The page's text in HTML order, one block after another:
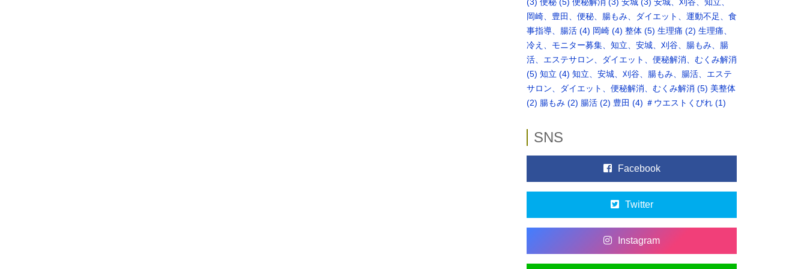
(3) 便秘 (5) 便秘解消 (3) 安城 (3) 安城、刈谷、知立、
岡崎、豊田、便秘、腸もみ、ダイエット、運動不足、食
事指導、腸活 (4) 岡崎 (4) 整体 (5) 生理痛 (2) 生理痛、
冷え、モニター募集、知立、安城、刈谷、腸もみ、腸
活、エステサロン、ダイエット、便秘解消、むくみ解消
(5) 知立 (4) 知立、安城、刈谷、腸もみ、腸活、エステ
サロン、ダイエット、便秘解消、むくみ解消 (5) 美整体
(2) 腸もみ (2) 腸活 (2) 豊田 (4) ＃ウエストくびれ (1)
SNS
Facebook
Twitter
Instagram